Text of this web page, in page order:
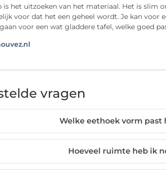
is het uitzoeken van het materiaal. Het is
voor dat het een geheel wordt. Je kan voor
voor een wat gladdere tafel, welke goed
vragen
Welke eethoek vorm
Hoeveel ruimte heb ik